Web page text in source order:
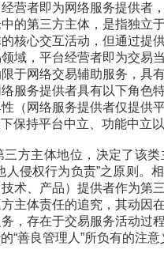
营者即为网络服务提供者
的第三方主体，是指独立
核心交互活动，但通过提
域，平台经营者即为交易
于网络交易辅助服务，具
服务提供者具有以下角色
（网络服务提供者仅提供
保持平台中立、功能中立以
三方主体地位，决定了该
人侵权行为负责”之原则。
术、产品）提供者作为第
主体责任的追究，其动因
，存在于交易服务活动过
“善良管理人”所负有的注意